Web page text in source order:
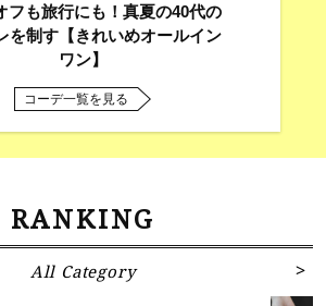
フも旅行にも！真夏の40代の
を制す【きれいめオールイン
ワン】
コーデ一覧を見る
RANKING
All Category